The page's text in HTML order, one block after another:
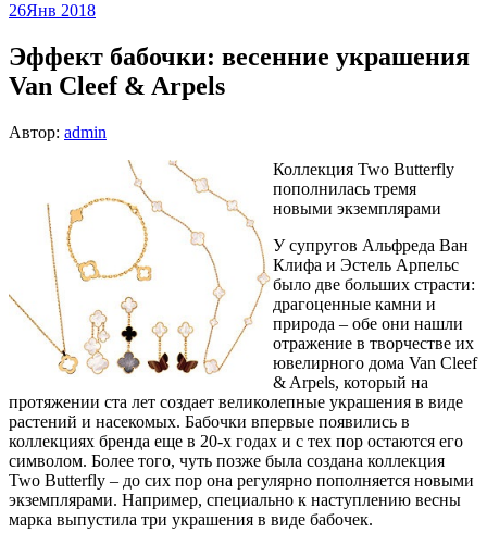
26Янв 2018
Эффект бабочки: весенние украшения
Van Cleef & Arpels
Автор: admin
Коллекция Two Butterfly
пополнилась тремя
новыми экземплярами
У супругов Альфреда Ван
Клифа и Эстель Арпельс
было две больших страсти:
драгоценные камни и
природа – обе они нашли
отражение в творчестве их
ювелирного дома Van Cleef
& Arpels, который на
протяжении ста лет создает великолепные украшения в виде
растений и насекомых. Бабочки впервые появились в
коллекциях бренда еще в 20-х годах и с тех пор остаются его
символом. Более того, чуть позже была создана коллекция
Two Butterfly – до сих пор она регулярно пополняется новыми
экземплярами. Например, специально к наступлению весны
марка выпустила три украшения в виде бабочек.